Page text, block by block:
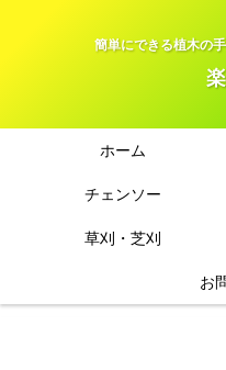
簡単にできる植木の
ホーム
チェンソー
草刈・芝刈
お